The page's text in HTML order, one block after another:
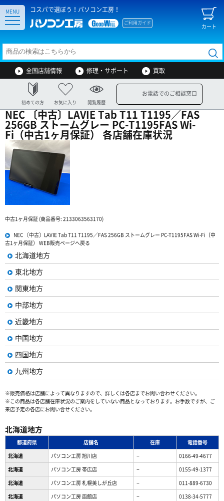
コスパで選ぼう！パソコン工房！
カート
ご利用ガイド
MENU
全国店舗情報 修理・サポート 買取
初めての方 お気に入り 閲覧履歴
お電話でのご相談窓口
NEC 〔中古〕LAVIE Tab T11 T1195／FAS
256GB ストームグレー PC-T1195FAS Wi-
Fi（中古1ヶ月保証） 各店舗在庫状況
中古1ヶ月保証 (商品番号: 2133063563170)
NEC 〔中古〕LAVIE Tab T11 T1195／FAS 256GB ストームグレー PC-T1195FAS Wi-Fi（中
古1ヶ月保証） WEB販売ページへ戻る
北海道地方
東北地方
関東地方
中部地方
近畿地方
中国地方
四国地方
九州地方
※販売価格は店舗によって異なりますので、詳しくは各店までお問い合わせください。
※この商品は各店舗在庫状況のご案内をしていない商品となっております。お手数ですが、ご
来店予定の各店にお問い合せください。
北海道地方
都道府県 店舗名 在庫
電話番号
北海道
パソコン工房 旭川店 −
0166-49-4677
北海道
パソコン工房 帯広店 −
0155-49-1377
北海道
パソコン⼯房 札幌美しが丘店 −
011-889-6730
北海道
パソコン工房 函館店 − 0138-34-5777